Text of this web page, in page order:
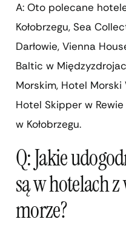
A: Oto polecane
Kołobrzegu, Sea
Darłowie, Vienna
Baltic w
Morskim, Hotel
Hotel Skipper w
w Kołobrzegu.
Q: Jakie
są w hotelach
morze?